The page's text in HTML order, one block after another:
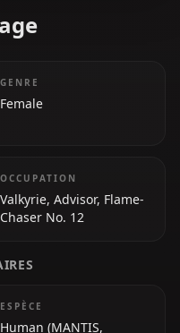
GENRE
Female
OCCUPATION
Valkyrie, Advisor, Flame-
Chaser No. 12
ESPÈCE
Human (MANTIS,